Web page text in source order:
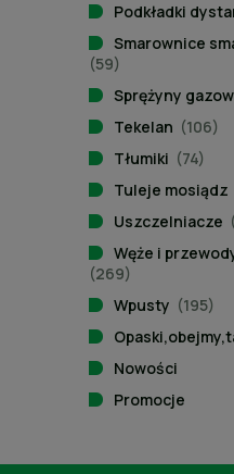
Podkładki
Smarownice
(59)
Sprężyny
Tekelan (106)
Tłumiki (74)
Tuleje mosiądz
Uszczelniacze
Węże i
(269)
Wpusty (195)
Nowości
Promocje